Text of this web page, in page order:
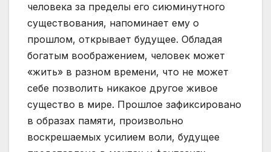
человека за пределы его сиюминутного
существования, напоминает ему о
прошлом, открывает будущее. Обладая
богатым воображением, человек может
«жить» в разном времени, что не может
себе позволить никакое другое живое
существо в мире. Прошлое зафиксировано
в образах памяти, произвольно
воскрешаемых усилием воли, будущее